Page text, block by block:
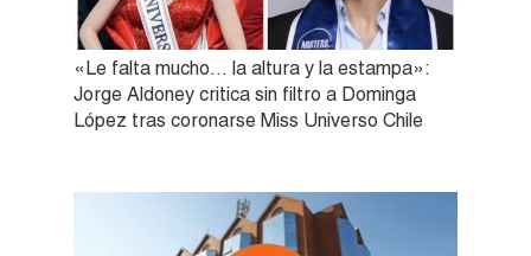
«Le falta mucho… la altura y la estampa»:
Jorge Aldoney critica sin filtro a Dominga
López tras coronarse Miss Universo Chile